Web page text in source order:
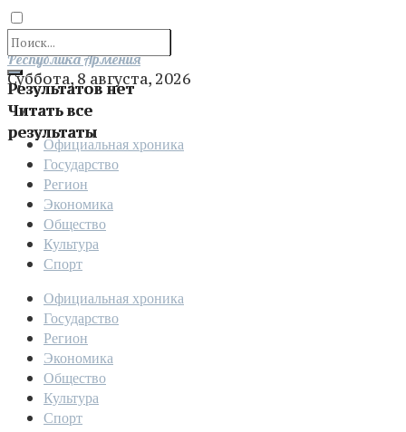
Результатов нет
Читать все
результаты
Отправить
Республика Армения
Суббота, 8 августа, 2026
Официальная хроника
Государство
Регион
Экономика
Общество
Культура
Спорт
Официальная хроника
Государство
Регион
Экономика
Общество
Культура
Спорт